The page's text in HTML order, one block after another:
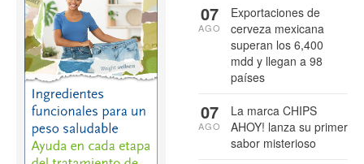
Exportaciones de
cerveza mexicana
superan los 6,400
mdd y llegan a 98
países
07
AGO
La marca CHIPS
AHOY! lanza su primer
sabor misterioso
07
AGO